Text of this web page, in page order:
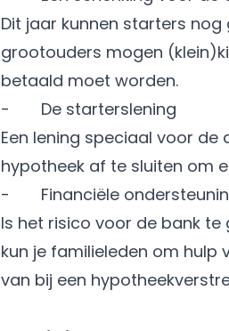
Dit jaar kunnen starters
grootouders mogen
betaald moet worden.
- De starterslening
Een lening speciaal voor de
hypotheek af te sluiten om
- Financiële
Is het risico voor de bank
kun je familieleden om hulp
van bij een